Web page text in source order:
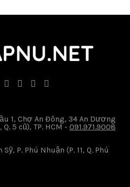
1, Chợ An Đông, 34 An Dương
5 cũ), TP. HCM - 091.971.9008
Sỹ, P. Phú Nhuận (P. 11, Q. Phú